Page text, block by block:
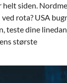
siden.
rota? USA
teste dine
største